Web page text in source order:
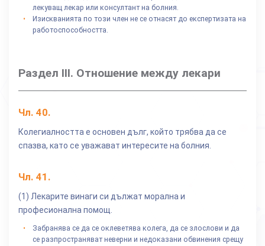
лекуващ лекар или консултант на болния.
Изискванията по този член не се отнасят до експертизата на
работоспособността.
Раздел III. Отношение между лекари
Чл. 40.
Колегиалността е основен дълг, който трябва да се
спазва, като се уважават интересите на болния.
Чл. 41 .
(1) Лекарите винаги си дължат морална и
професионална помощ.
Забранява се да се оклеветява колега, да се злослови и да
се разпространяват неверни и недоказани обвинения срещу